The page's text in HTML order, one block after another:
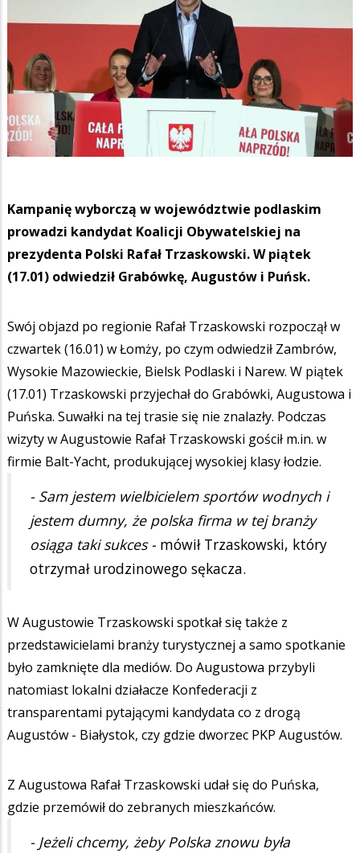
Kampanię wyborczą w województwie podlaskim
prowadzi kandydat Koalicji Obywatelskiej na
prezydenta Polski Rafał Trzaskowski. W piątek
(17.01) odwiedził Grabówkę, Augustów i Puńsk.
Swój objazd po regionie Rafał Trzaskowski rozpoczął w
czwartek (16.01) w Łomży, po czym odwiedził Zambrów,
Wysokie Mazowieckie, Bielsk Podlaski i Narew. W piątek
(17.01) Trzaskowski przyjechał do Grabówki, Augustowa i
Puńska. Suwałki na tej trasie się nie znalazły. Podczas
wizyty w Augustowie Rafał Trzaskowski gościł m.in. w
firmie Balt-Yacht, produkującej wysokiej klasy łodzie.
- Sam jestem wielbicielem sportów wodnych i
jestem dumny, że polska firma w tej branży
osiąga taki sukces - mówił Trzaskowski, który
otrzymał urodzinowego sękacza.
W Augustowie Trzaskowski spotkał się także z
przedstawicielami branży turystycznej a samo spotkanie
było zamknięte dla mediów. Do Augustowa przybyli
natomiast lokalni działacze Konfederacji z
transparentami pytającymi kandydata co z drogą
Augustów - Białystok, czy gdzie dworzec PKP Augustów.
Z Augustowa Rafał Trzaskowski udał się do Puńska,
gdzie przemówił do zebranych mieszkańców.
- Jeżeli chcemy, żeby Polska znowu była